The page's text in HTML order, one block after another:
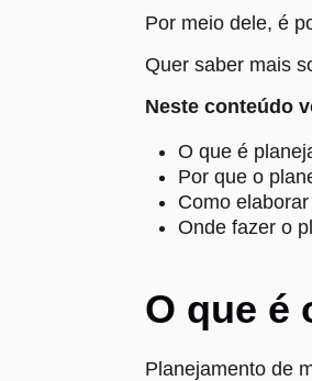
Por meio dele, é
Quer saber mais
Neste conteúdo
O que é
Por que o
Como
Onde fazer o
O que é
Planejamento de